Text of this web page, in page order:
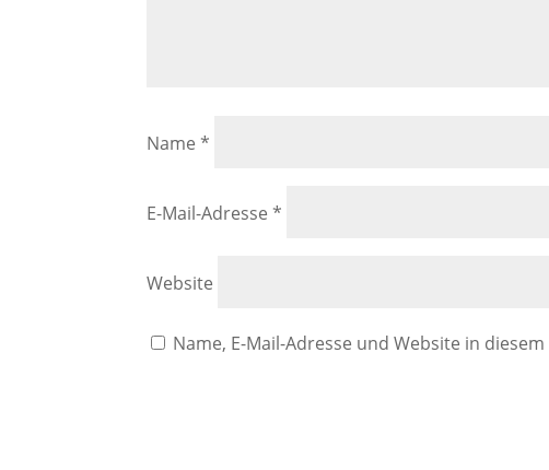
Name*
E-Mail-Adresse*
Website
Name, E-Mail-Adresse und Website in